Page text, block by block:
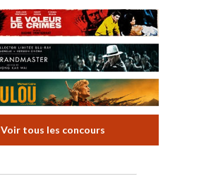
Voir tous les concours